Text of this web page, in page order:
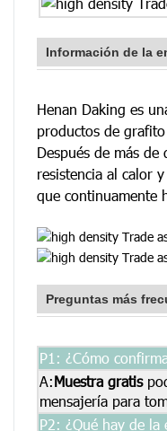
Información de la
Henan Daking es
productos de
Después de más
resistencia al calor
que continuamente
Preguntas más
P1: ¿Cómo
A:Muestra gratis
mensajería para
P2: ¿Qué hay de la